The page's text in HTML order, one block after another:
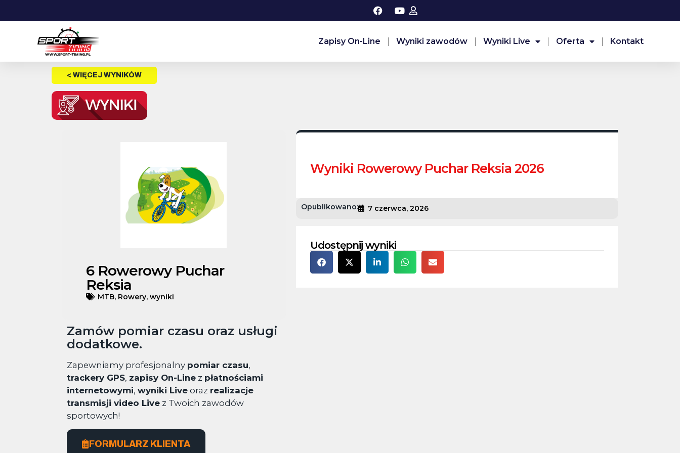
Zapisy On-Line Wyniki zawodów Wyniki Live Oferta Kontakt
< WIĘCEJ WYNIKÓW
6 Rowerowy Puchar
Reksia
MTB, Rowery, wyniki
Zamów pomiar czasu oraz usługi
dodatkowe.
Zapewniamy profesjonalny pomiar czasu,
trackery GPS, zapisy On-Line z płatnościami
internetowymi, wyniki Live oraz realizacje
transmisji video Live z Twoich zawodów
sportowych!
FORMULARZ KLIENTA
Wyniki Rowerowy Puchar Reksia 2026
Opublikowano: 7 czerwca, 2026
Udostępnij wyniki